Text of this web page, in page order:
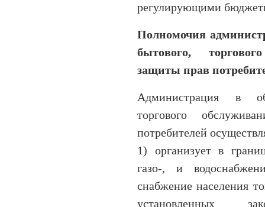
регулирующими
Полномочия
бытового,
защиты прав
Администрация в
торгового
потребителей
1) организует в
газо-, и
снабжение населения
установленных